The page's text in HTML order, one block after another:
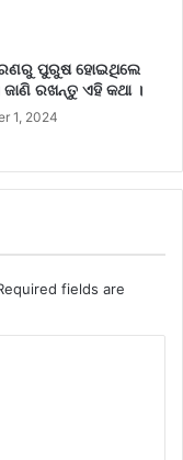
ପୁରୁଷ ହୋଇଥିଲେ
ରଖନ୍ତୁ ଏହି କଥା ।
1, 2024
fields are